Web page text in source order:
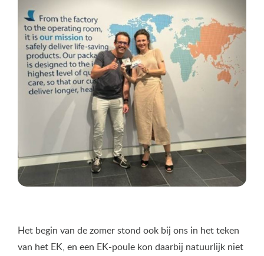
Het begin van de zomer stond ook bij ons in het teken
van het EK, en een EK-poule kon daarbij natuurlijk niet